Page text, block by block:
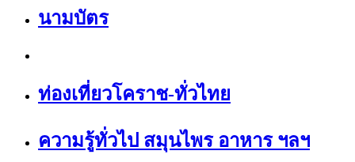
นามบัตร
ท่องเที่ยวโคราช-ทั่วไทย
ความรู้ทั่วไป สมุนไพร อาหาร ฯลฯ